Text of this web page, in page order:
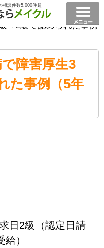
相談件数5,000件超
障害年金横浜 事例
⇒2級で認められた事例
で障害厚生3
た事例（5年
日2級（認定日請
）